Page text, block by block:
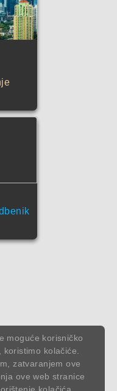
moguće korisničko
kolačiće.
zatvaranjem ove
ove web stranice